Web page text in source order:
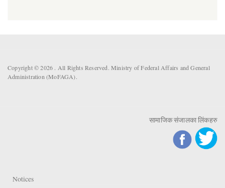
Copyright © 2026 . All Rights Reserved. Ministry of Federal Affairs and General
Administration (MoFAGA).
सामाजिक संजालका लिंकहरु
Notices